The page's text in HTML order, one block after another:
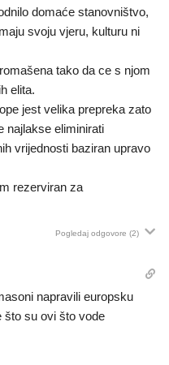
domaće stanovništvo,
svoju vjeru, kulturu ni
tako da ce s njom
elita.
jest velika prepreka zato
najlakse eliminirati
vrijednosti baziran upravo
rezerviran za
Pogledaj odgovore (2)
napravili europsku
što su ovi što vode